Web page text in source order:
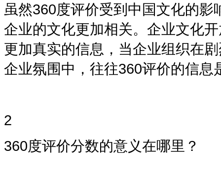
虽然360度评价受到中国文化的影
企业的文化更加相关。企业文化
更加真实的信息，当企业组织在
企业氛围中，往往360评价的信息
2
360度评价分数的意义在哪里？